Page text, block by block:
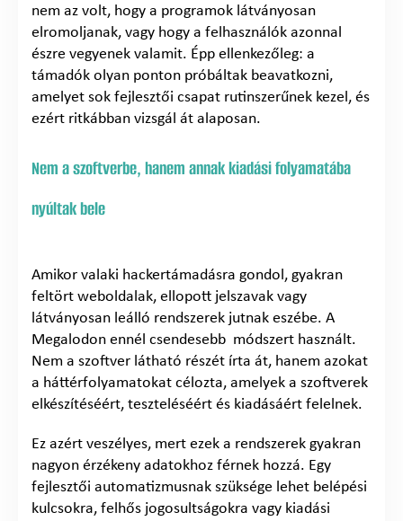
nem az volt, hogy a programok látványosan
elromoljanak, vagy hogy a felhasználók azonnal
észre vegyenek valamit. Épp ellenkezőleg: a
támadók olyan ponton próbáltak beavatkozni,
amelyet sok fejlesztői csapat rutinszerűnek kezel, és
ezért ritkábban vizsgál át alaposan.
Nem a szoftverbe, hanem annak kiadási folyamatába
nyúltak bele
Amikor valaki hackertámadásra gondol, gyakran
feltört weboldalak, ellopott jelszavak vagy
látványosan leálló rendszerek jutnak eszébe. A
Megalodon ennél csendesebb módszert használt.
Nem a szoftver látható részét írta át, hanem azokat
a háttérfolyamatokat célozta, amelyek a szoftverek
elkészítéséért, teszteléséért és kiadásáért felelnek.
Ez azért veszélyes, mert ezek a rendszerek gyakran
nagyon érzékeny adatokhoz férnek hozzá. Egy
fejlesztői automatizmusnak szüksége lehet belépési
kulcsokra, felhős jogosultságokra vagy kiadási